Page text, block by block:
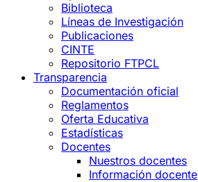
Biblioteca
Líneas de Investigación
Publicaciones
CINTE
Repositorio FTPCL
Transparencia
Documentación oficial
Reglamentos
Oferta Educativa
Estadísticas
Docentes
Nuestros docentes
Información docente